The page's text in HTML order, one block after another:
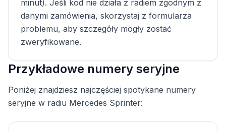
minut). Jeśli kod nie działa z radiem zgodnym z
danymi zamówienia, skorzystaj z formularza
problemu, aby szczegóły mogły zostać
zweryfikowane.
Przykładowe numery seryjne
Poniżej znajdziesz najczęściej spotykane numery
seryjne w radiu Mercedes Sprinter: